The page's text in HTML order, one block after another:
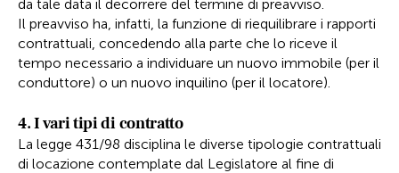
da tale data il decorrere del termine di preavviso.
Il preavviso ha, infatti, la funzione di riequilibrare i rapporti
contrattuali, concedendo alla parte che lo riceve il
tempo necessario a individuare un nuovo immobile (per il
conduttore) o un nuovo inquilino (per il locatore).
4. I vari tipi di contratto
La legge 431/98 disciplina le diverse tipologie contrattuali
di locazione contemplate dal Legislatore al fine di